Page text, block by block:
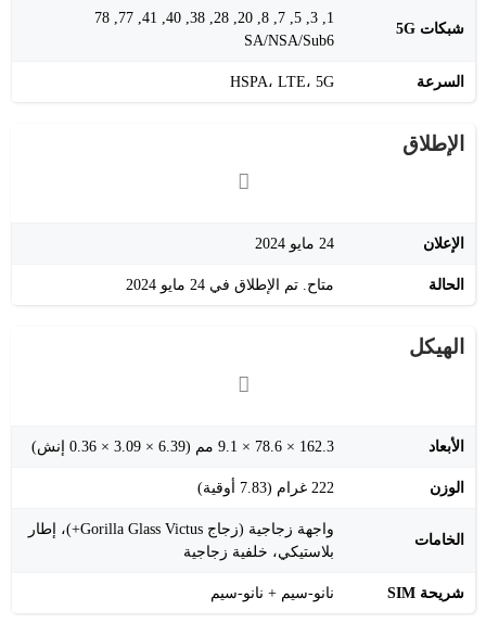
شبكات 5G
1, 3, 5, 7, 8, 20, 28, 38, 40, 41, 77, 78
SA/NSA/Sub6
السرعة HSPA، LTE، 5G
الإطلاق
الإعلان 24 مايو 2024
الحالة متاح. تم الإطلاق في 24 مايو 2024
الهيكل
الأبعاد 162.3 × 78.6 × 9.1 مم (6.39 × 3.09 × 0.36 إنش)
الوزن 222 غرام (7.83 أوقية)
الخامات
واجهة زجاجية (زجاج Gorilla Glass Victus+)، إطار
بلاستيكي، خلفية زجاجية
شريحة SIM نانو-سيم + نانو-سيم